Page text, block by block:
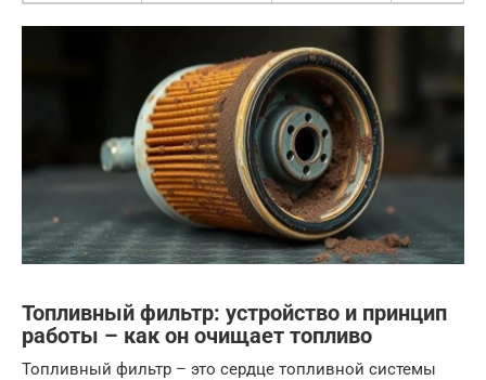
Топливный фильтр: устройство и принцип
работы – как он очищает топливо
Топливный фильтр – это сердце топливной системы